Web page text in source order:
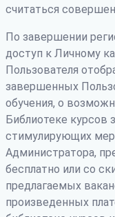
считаться
По завершении
доступ к Личному
Пользователя
завершенных
обучения, о
Библиотеке курсов
стимулирующих
Администратора,
бесплатно или со
предлагаемых
произведенных